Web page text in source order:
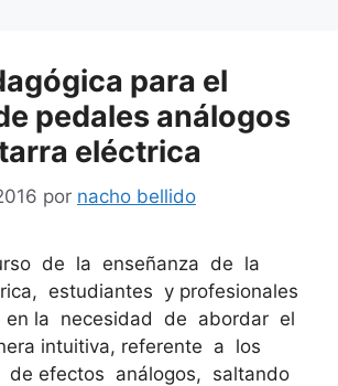
para el
pedales análogos
eléctrica
por nacho bellido
de la enseñanza de la
estudiantes y profesionales
la necesidad de abordar el
intuitiva, referente a los
de efectos análogos, saltando